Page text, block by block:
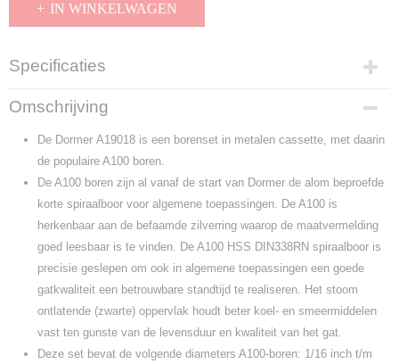
IN WINKELWAGEN
Specificaties
Productcode
A19018
EAN code
7320760179451
Productcode leverancier
Omschrijving
De Dormer A19018 is een borenset in metalen cassette, met daarin
de populaire A100 boren.
De A100 boren zijn al vanaf de start van Dormer de alom beproefde
korte spiraalboor voor algemene toepassingen. De A100 is
herkenbaar aan de befaamde zilverring waarop de maatvermelding
goed leesbaar is te vinden. De A100 HSS DIN338RN spiraalboor is
precisie geslepen om ook in algemene toepassingen een goede
gatkwaliteit een betrouwbare standtijd te realiseren. Het stoom
ontlatende (zwarte) oppervlak houdt beter koel- en smeermiddelen
vast ten gunste van de levensduur en kwaliteit van het gat.
Deze set bevat de volgende diameters A100-boren: 1/16 inch t/m